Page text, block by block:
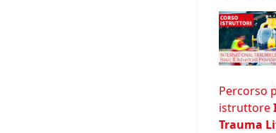
Percorso
istruttore
Trauma